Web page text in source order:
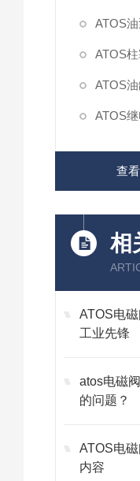
ATOS
ATOS
ATOS
ATOS
查
相
ATOS电
工业先锋
atos电磁
的问题？
ATOS电
内容